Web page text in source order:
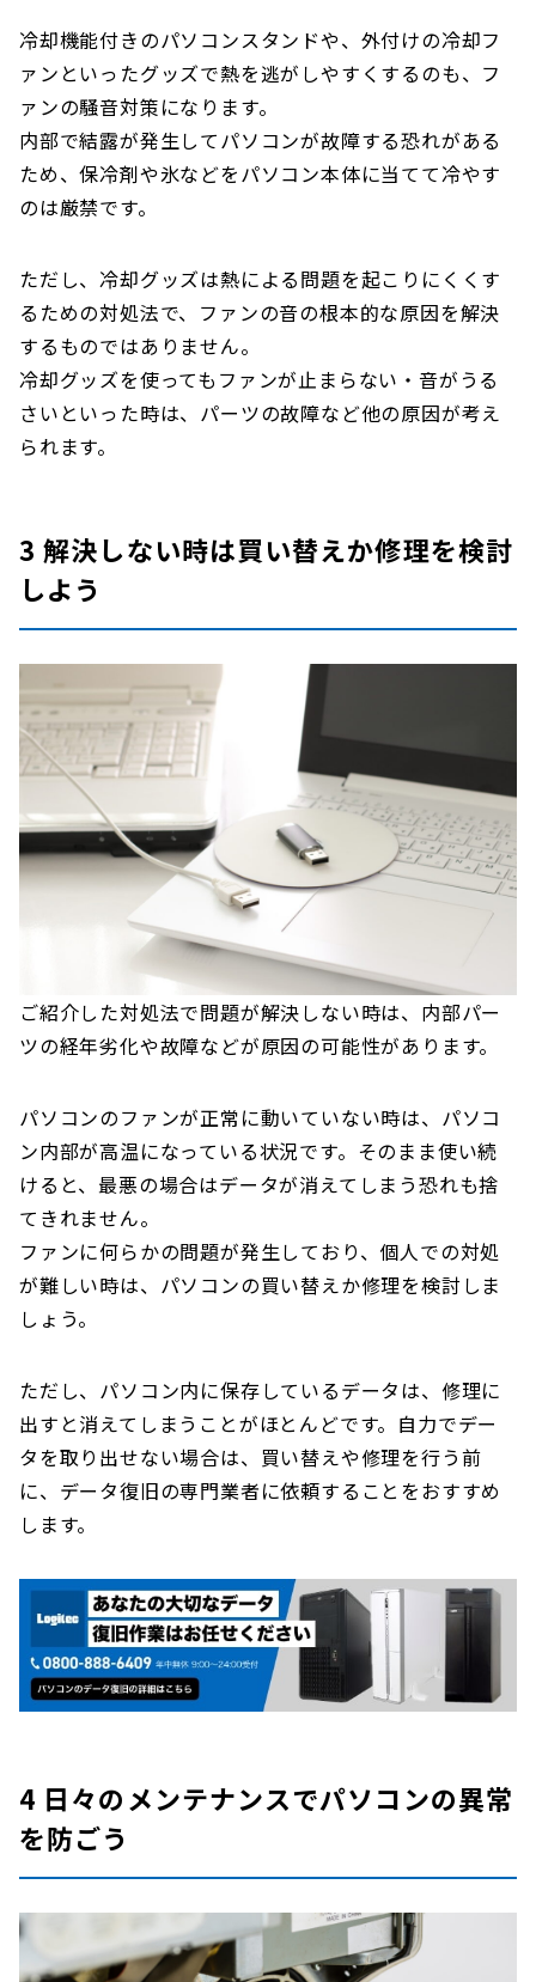
冷却機能付きのパソコンスタンドや、外付けの冷却フ
ァンといったグッズで熱を逃がしやすくするのも、フ
ァンの騒音対策になります。
内部で結露が発生してパソコンが故障する恐れがある
ため、保冷剤や氷などをパソコン本体に当てて冷やす
のは厳禁です。
ただし、冷却グッズは熱による問題を起こりにくくす
るための対処法で、ファンの音の根本的な原因を解決
するものではありません。
冷却グッズを使ってもファンが止まらない・音がうる
さいといった時は、パーツの故障など他の原因が考え
られます。
3 解決しない時は買い替えか修理を検討
しよう
ご紹介した対処法で問題が解決しない時は、内部パー
ツの経年劣化や故障などが原因の可能性があります。
パソコンのファンが正常に動いていない時は、パソコ
ン内部が高温になっている状況です。そのまま使い続
けると、最悪の場合はデータが消えてしまう恐れも捨
てきれません。
ファンに何らかの問題が発生しており、個人での対処
が難しい時は、パソコンの買い替えか修理を検討しま
しょう。
ただし、パソコン内に保存しているデータは、修理に
出すと消えてしまうことがほとんどです。自力でデー
タを取り出せない場合は、買い替えや修理を行う前
に、データ復旧の専門業者に依頼することをおすすめ
します。
4 日々のメンテナンスでパソコンの異常
を防ごう